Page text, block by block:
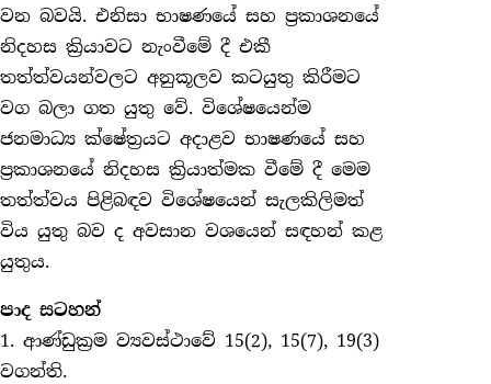
වන බවයි. එනිසා භාෂණයේ සහ ප්‍රකාශනයේ
නිදහස ක්‍රියාවට නැංවීමේ දී එකී
තත්ත්වයන්වලට අනුකූලව කටයුතු කිරීමට
වග බලා ගත යුතු වේ. විශේෂයෙන්ම
ජනමාධ්‍ය ක්ෂේත්‍රයට අදාළව භාෂණයේ සහ
ප්‍රකාශනයේ නිදහස ක්‍රියාත්මක වීමේ දී මෙම
තත්ත්වය පිළිබඳව විශේෂයෙන් සැලකිලිමත්
විය යුතු බව ද අවසාන වශයෙන් සඳහන් කළ
යුතුය.
පාද සටහන්
1. ආණ්ඩුක්‍රම ව්‍යවස්ථාවේ 15(2), 15(7), 19(3)
වගන්ති.